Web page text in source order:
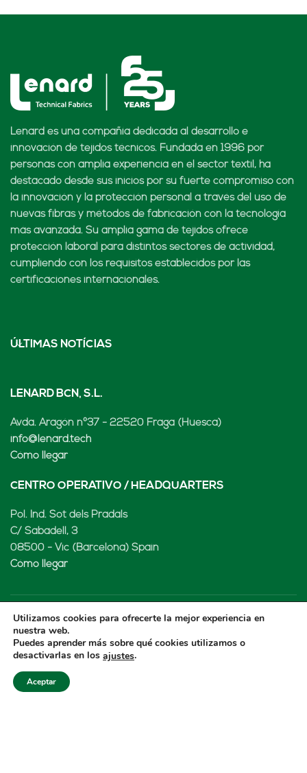
Lenard es una compañía dedicada al desarrollo e
innovación de tejidos técnicos. Fundada en 1996 por
personas con amplia experiencia en el sector textil, ha
destacado desde sus inicios por su fuerte compromiso con
la innovación y la protección personal a través del uso de
nuevas fibras y métodos de fabricación con la tecnología
más avanzada. Su amplia gama de tejidos ofrece
protección laboral para distintos sectores de actividad,
cumpliendo con los requisitos establecidos por las
certificaciones internacionales.
ÚLTIMAS NOTÍCIAS
LENARD BCN, S.L.
Avda. Aragón nº37 - 22520 Fraga (Huesca)
info@lenard.tech
Cómo llegar
CENTRO OPERATIVO / HEADQUARTERS
Pol. Ind. Sot dels Pradals
C/ Sabadell, 3
08500 - Vic (Barcelona) Spain
Cómo llegar
LENARD MX, S de RL de CV
Rio Atoyac 30. Parque Industrial Empresarial
Cuautlancingo
Cuautlancingo, 72730 Puebla (México)
Utilizamos cookies para ofrecerte la mejor experiencia en
nuestra web.
Puedes aprender más sobre qué cookies utilizamos o
desactivarlas en los ajustes.
Aceptar